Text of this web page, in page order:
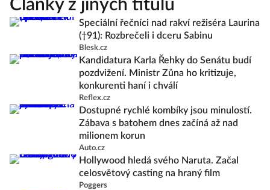
Články z jiných titulů
Speciální řečníci nad rakví režiséra Laurina
(†91): Rozbrečeli i dceru Sabinu
Blesk.cz
Kandidatura Karla Řehky do Senátu budí
pozdvižení. Ministr Zůna ho kritizuje,
konkurenti haní i chválí
Reflex.cz
Dostupné rychlé kombíky jsou minulostí.
Zábava s batohem dnes začíná až nad
milionem korun
Auto.cz
Hollywood hledá svého Naruta. Začal
celosvětový casting na hraný film
Poggers